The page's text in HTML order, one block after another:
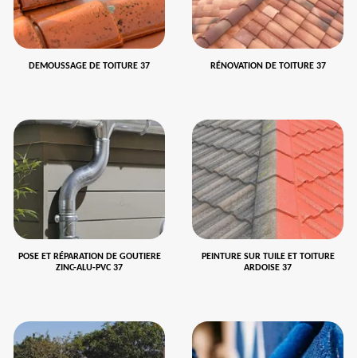
DEMOUSSAGE DE TOITURE 37 RÉNOVATION DE TOITURE 37
POSE ET RÉPARATION DE GOUTIERE
ZINC-ALU-PVC 37
PEINTURE SUR TUILE ET TOITURE
ARDOISE 37